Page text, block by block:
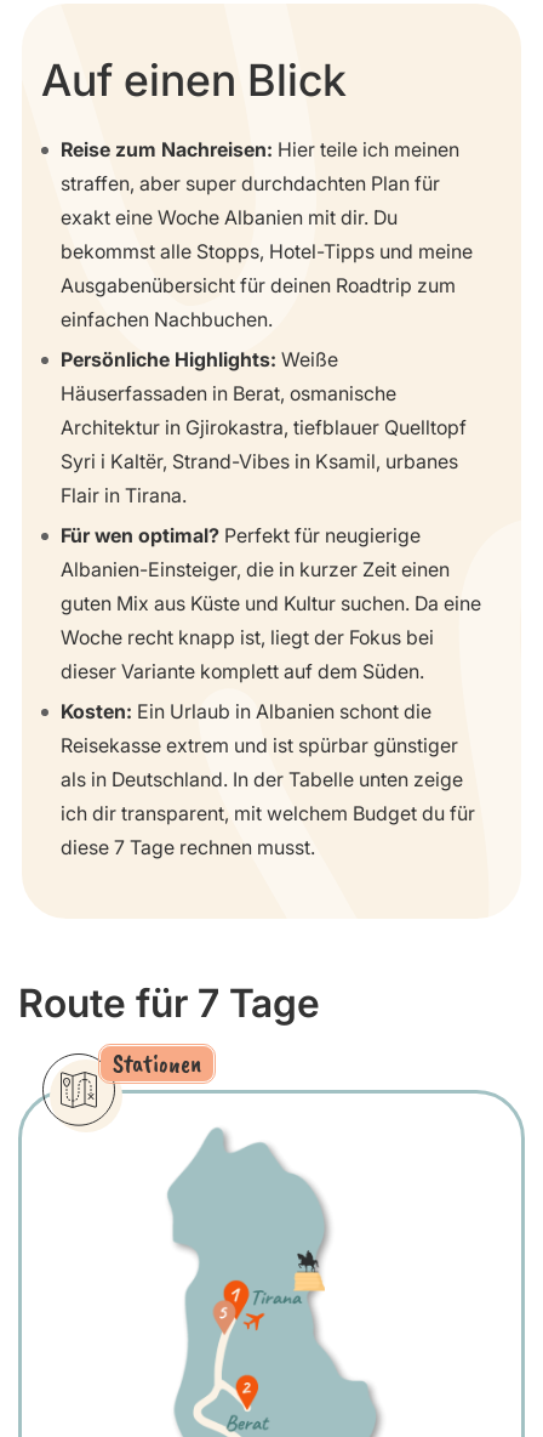
Auf einen Blick
Reise zum Nachreisen: Hier teile ich meinen
straffen, aber super durchdachten Plan für
exakt eine Woche Albanien mit dir. Du
bekommst alle Stopps, Hotel-Tipps und meine
Ausgabenübersicht für deinen Roadtrip zum
einfachen Nachbuchen.
Persönliche Highlights: Weiße
Häuserfassaden in Berat, osmanische
Architektur in Gjirokastra, tiefblauer Quelltopf
Syri i Kaltër, Strand-Vibes in Ksamil, urbanes
Flair in Tirana.
Für wen optimal? Perfekt für neugierige
Albanien-Einsteiger, die in kurzer Zeit einen
guten Mix aus Küste und Kultur suchen. Da eine
Woche recht knapp ist, liegt der Fokus bei
dieser Variante komplett auf dem Süden.
Kosten: Ein Urlaub in Albanien schont die
Reisekasse extrem und ist spürbar günstiger
als in Deutschland. In der Tabelle unten zeige
ich dir transparent, mit welchem Budget du für
diese 7 Tage rechnen musst.
Route für 7 Tage
Stationen